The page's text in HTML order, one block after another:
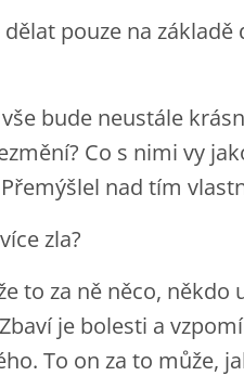
pouze na
bude neustále
Co s nimi vy
nad tím
zla?
to za ně něco, někdo
je bolesti a
To on za to může,